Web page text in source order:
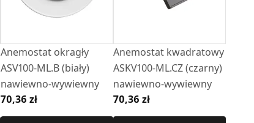
Anemostat okragły
ASV100-ML.B (biały)
nawiewno-wywiewny
70,36 zł
Anemostat kwadratowy
ASKV100-ML.CZ (czarny)
nawiewno-wywiewny
70,36 zł